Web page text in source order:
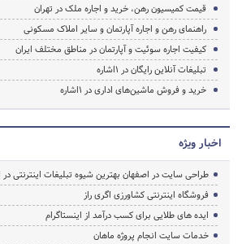
قیمت کمیسیون رهن، خرید و اجاره ملک در تهران
راهنمای رهن و اجاره آپارتمان و سایر املاک مسکونی
کیفیت اجاره سوئیت و آپارتمان در مناطق مختلف ایران
تبلیغات آنلاین رایگان در 1اشاره
خرید و فروش ماشین‌های اداری در 1اشاره
اخبار ویژه
طراحی سایت در اصفهان بهترین شیوه تبلیغات اینترنتی
فروشگاه اینترنتی کشاورزی اگری راز
ایده های طلایی برای کسب درآمد از اینستاگرام
خدمات سایت انجام پروژه ماهان